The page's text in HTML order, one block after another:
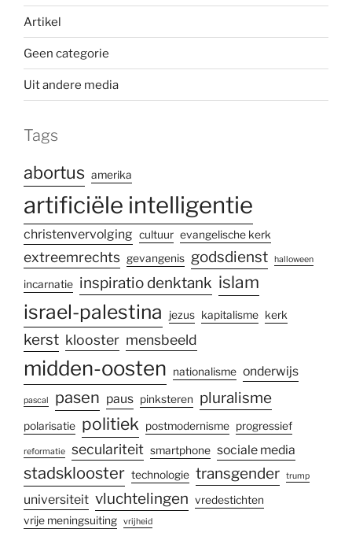
Artikel
Geen categorie
Uit andere media
Tags
abortus amerika
artificiële intelligentie
christenvervolging cultuur evangelische kerk
extreemrechts gevangenis godsdienst halloween
incarnatie inspiratio denktank islam
israel-palestina jezus kapitalisme kerk
kerst klooster mensbeeld
midden-oosten nationalisme onderwijs
pascal pasen paus pinksteren pluralisme
polarisatie politiek postmodernisme progressief
reformatie seculariteit smartphone sociale media
stadsklooster technologie transgender trump
universiteit vluchtelingen vredestichten
vrije meningsuiting
vrijheid